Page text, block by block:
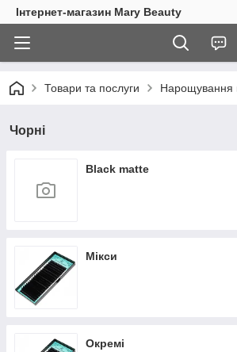
Інтернет-магазин Mary Beauty
Товари та послуги Нарощування
Чорні
Black matte
Мікси
Окремі